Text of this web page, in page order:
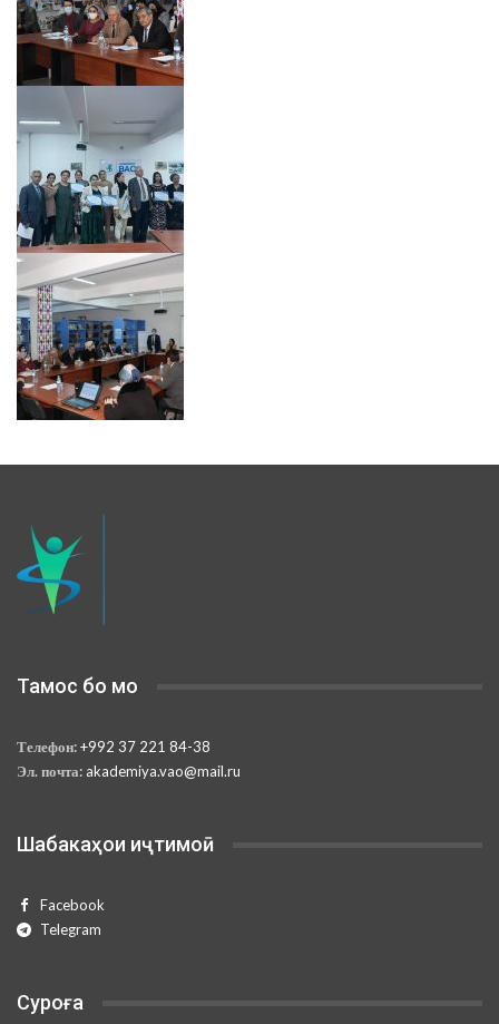
Тамос бо мо
Телефон:+992 37 221 84-38
Эл. почта: akademiya.vao@mail.ru
Шабакаҳои иҷтимоӣ
Facebook
Telegram
Суроға